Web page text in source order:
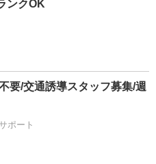
ンクOK
要/交通誘導スタッフ募集/週
ポート